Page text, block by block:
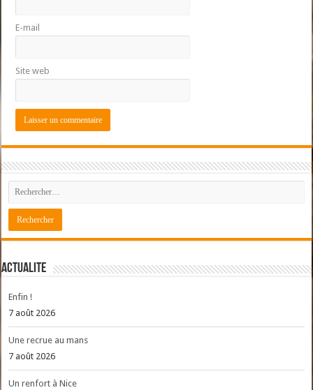
E-mail
Site web
ACTUALITE
Enfin !
7 août 2026
Une recrue au mans
7 août 2026
Un renfort à Nice